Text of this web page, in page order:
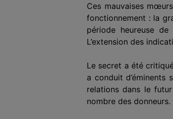
Ces mauvaises
fonctionnement : la
période heureuse
L’extension des
Le secret a été
a conduit d’éminents
relations dans le
nombre des donneurs.